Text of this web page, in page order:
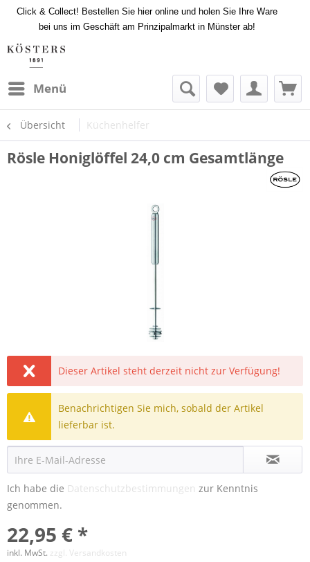
Click & Collect! Bestellen Sie hier online und holen Sie Ihre Ware
bei uns im Geschäft am Prinzipalmarkt in Münster ab!
Menü
Übersicht Küchenhelfer
Rösle Honiglöffel 24,0 cm Gesamtlänge
Dieser Artikel steht derzeit nicht zur Verfügung!
Benachrichtigen Sie mich, sobald der Artikel
lieferbar ist.
Ich habe die Datenschutzbestimmungen zur Kenntnis
genommen.
22,95 € *
inkl. MwSt. zzgl. Versandkosten